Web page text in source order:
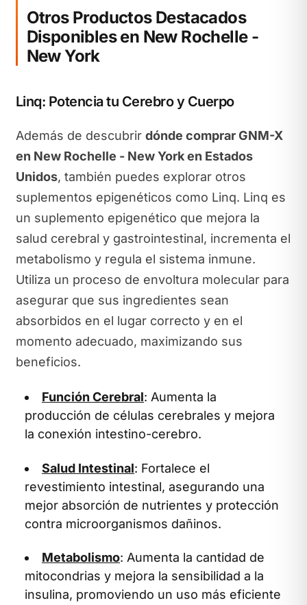
Otros Productos Destacados
Disponibles en New Rochelle -
New York
Linq: Potencia tu Cerebro y Cuerpo
Además de descubrir dónde comprar GNM-X
en New Rochelle - New York en Estados
Unidos, también puedes explorar otros
suplementos epigenéticos como Linq. Linq es
un suplemento epigenético que mejora la
salud cerebral y gastrointestinal, incrementa el
metabolismo y regula el sistema inmune.
Utiliza un proceso de envoltura molecular para
asegurar que sus ingredientes sean
absorbidos en el lugar correcto y en el
momento adecuado, maximizando sus
beneficios.
Función Cerebral: Aumenta la
producción de células cerebrales y mejora
la conexión intestino-cerebro.
Salud Intestinal: Fortalece el
revestimiento intestinal, asegurando una
mejor absorción de nutrientes y protección
contra microorganismos dañinos.
Metabolismo: Aumenta la cantidad de
mitocondrias y mejora la sensibilidad a la
insulina, promoviendo un uso más eficiente